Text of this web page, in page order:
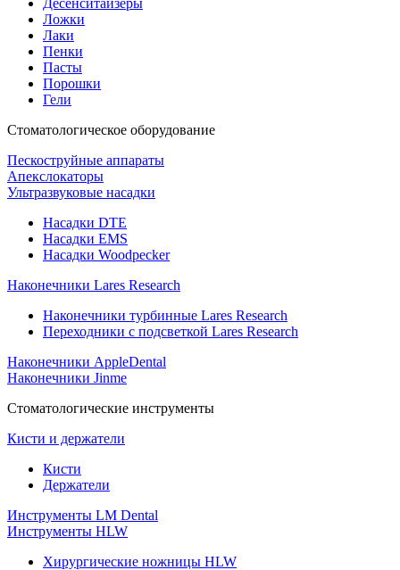
Десенситайзеры
Ложки
Лаки
Пенки
Пасты
Порошки
Гели
Стоматологическое оборудование
Пескоструйные аппараты
Апекслокаторы
Ультразвуковые насадки
Насадки DTE
Насадки EMS
Насадки Woodpecker
Наконечники Lares Research
Наконечники турбинные Lares Research
Переходники с подсветкой Lares Research
Наконечники AppleDental
Наконечники Jinme
Стоматологические инструменты
Кисти и держатели
Кисти
Держатели
Инструменты LM Dental
Инструменты HLW
Хирургические ножницы HLW